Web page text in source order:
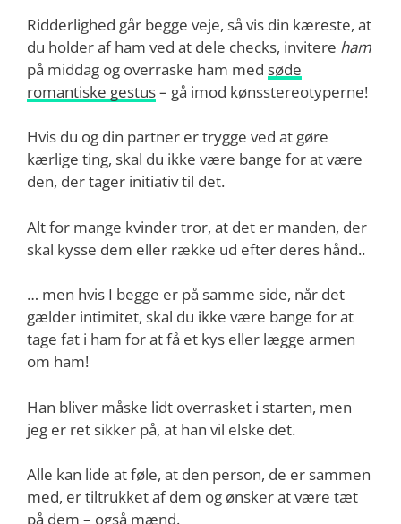
Ridderlighed går begge veje, så vis din kæreste, at
du holder af ham ved at dele checks, invitere ham
på middag og overraske ham med søde
romantiske gestus– gå imod kønsstereotyperne!
Hvis du og din partner er trygge ved at gøre
kærlige ting, skal du ikke være bange for at være
den, der tager initiativ til det.
Alt for mange kvinder tror, at det er manden, der
skal kysse dem eller række ud efter deres hånd..
… men hvis I begge er på samme side, når det
gælder intimitet, skal du ikke være bange for at
tage fat i ham for at få et kys eller lægge armen
om ham!
Han bliver måske lidt overrasket i starten, men
jeg er ret sikker på, at han vil elske det.
Alle kan lide at føle, at den person, de er sammen
med, er tiltrukket af dem og ønsker at være tæt
på dem – også mænd.